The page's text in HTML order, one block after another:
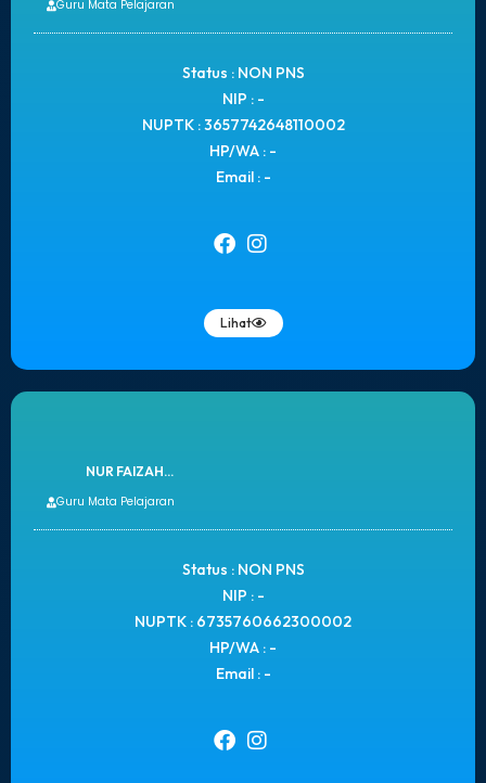
Guru Mata Pelajaran
Status : NON PNS
NIP : -
NUPTK : 3657742648110002
HP/WA : -
Email : -
Lihat
NUR FAIZAH...
Guru Mata Pelajaran
Status : NON PNS
NIP : -
NUPTK : 6735760662300002
HP/WA : -
Email : -